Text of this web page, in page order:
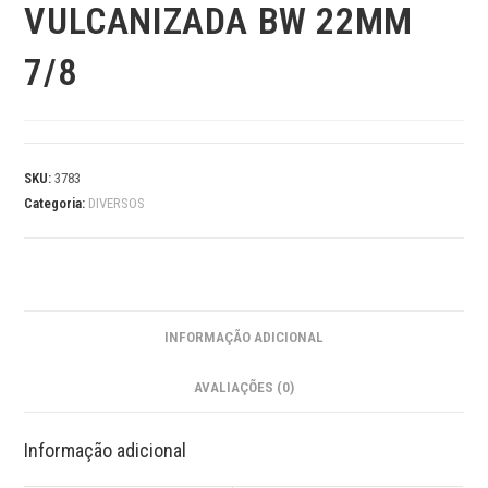
VULCANIZADA BW 22MM
7/8
SKU:3783
Categoria: DIVERSOS
INFORMAÇÃO ADICIONAL
AVALIAÇÕES (0)
Informação adicional